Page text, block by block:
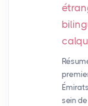
sein